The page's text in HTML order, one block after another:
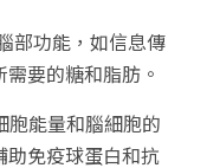
部功能，如信息傳
要的糖和脂肪。
胞能量和腦細胞的
助免疫球蛋白和抗